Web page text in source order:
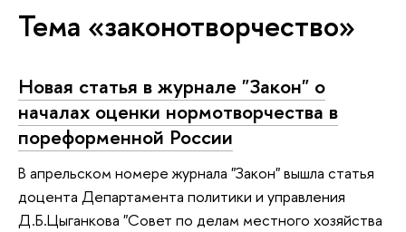
Тема «законотворчество»
Новая статья в журнале "Закон" о
началах оценки нормотворчества в
пореформенной России
В апрельском номере журнала "Закон" вышла статья
доцента Департамента политики и управления
Д.Б.Цыганкова "Совет по делам местного хозяйства